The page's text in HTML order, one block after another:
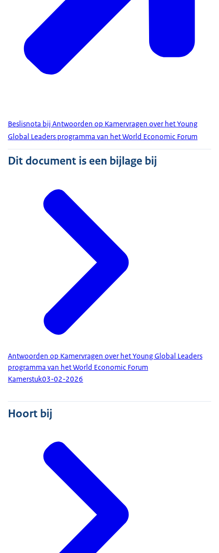
Beslisnota bij Antwoorden op Kamervragen over het Young
Global Leaders programma van het World Economic Forum
Dit document is een bijlage bij
Antwoorden op Kamervragen over het Young Global Leaders
programma van het World Economic Forum
Kamerstuk03-02-2026
Hoort bij